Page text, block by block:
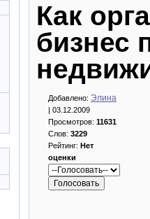
Как
бизнес
Добавлено: Элина
| 03.12.2009
Просмотров: 11631
Слов: 3229
Рейтинг: Нет
оценки